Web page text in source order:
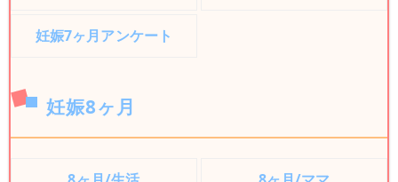
妊娠7ヶ月アンケート
妊娠8ヶ月